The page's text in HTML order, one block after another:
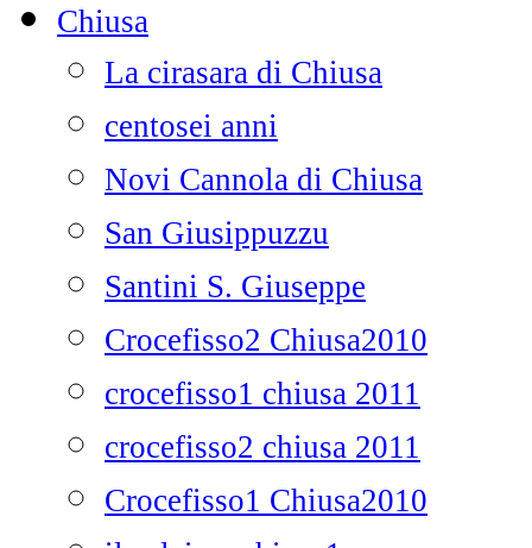
Chiusa
La cirasara di Chiusa
centosei anni
Novi Cannola di Chiusa
San Giusippuzzu
Santini S. Giuseppe
Crocefisso2 Chiusa2010
crocefisso1 chiusa 2011
crocefisso2 chiusa 2011
Crocefisso1 Chiusa2010